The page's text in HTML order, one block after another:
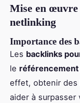
Mise en œuvre
netlinking
Importance des
Les backlinks
le
effet, obtenir des
aider à